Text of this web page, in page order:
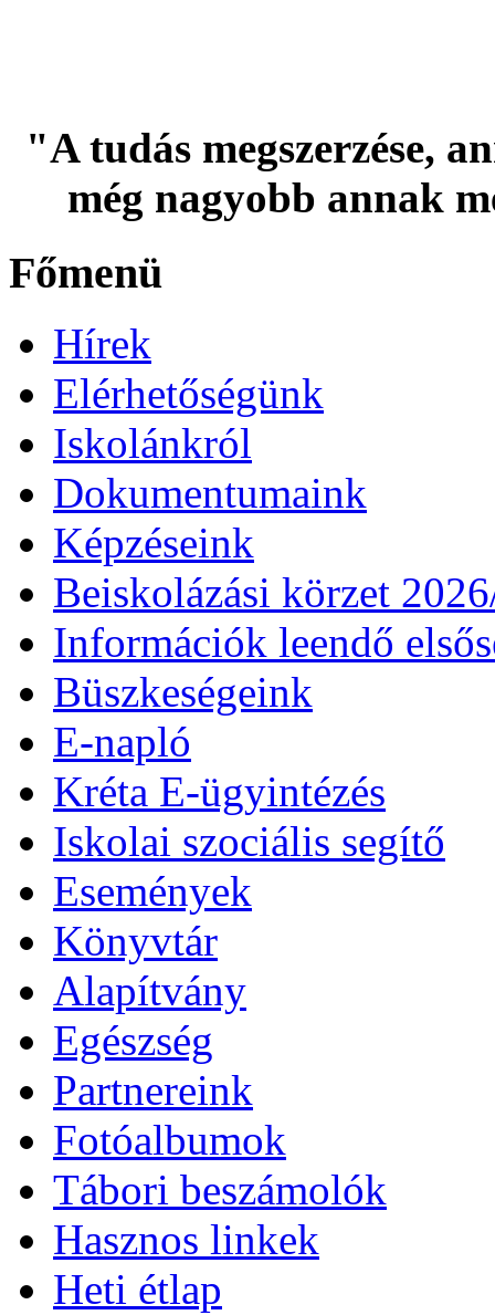
"A tudás megszerzése,
még nagyobb annak
Főmenü
Hírek
Elérhetőségünk
Iskolánkról
Dokumentumaink
Képzéseink
Beiskolázási körzet
Információk leendő
Büszkeségeink
E-napló
Kréta E-ügyintézés
Iskolai szociális segítő
Események
Könyvtár
Alapítvány
Egészség
Partnereink
Fotóalbumok
Tábori beszámolók
Hasznos linkek
Heti étlap